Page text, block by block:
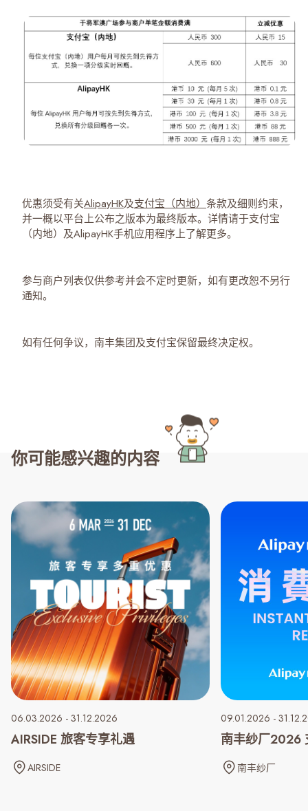
优惠须受有关AlipayHK及支付宝（内地） 条款及细则约束，
并一概以平台上公布之版本为最终版本。详情请于支付宝
（内地）及AlipayHK手机应用程序上了解更多。
参与商户列表仅供参考并会不定时更新，如有更改恕不另行
通知。
如有任何争议，南丰集团及支付宝保留最终决定权。
你可能感兴趣的内容
06.03.2026 - 31.12.2026
AIRSIDE 旅客专享礼遇
AIRSIDE
09.01.2026 -
南丰纱厂2026
南丰纱厂